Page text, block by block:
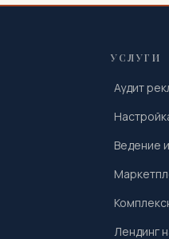
УСЛУГИ
Аудит
Ведение
Лендинг